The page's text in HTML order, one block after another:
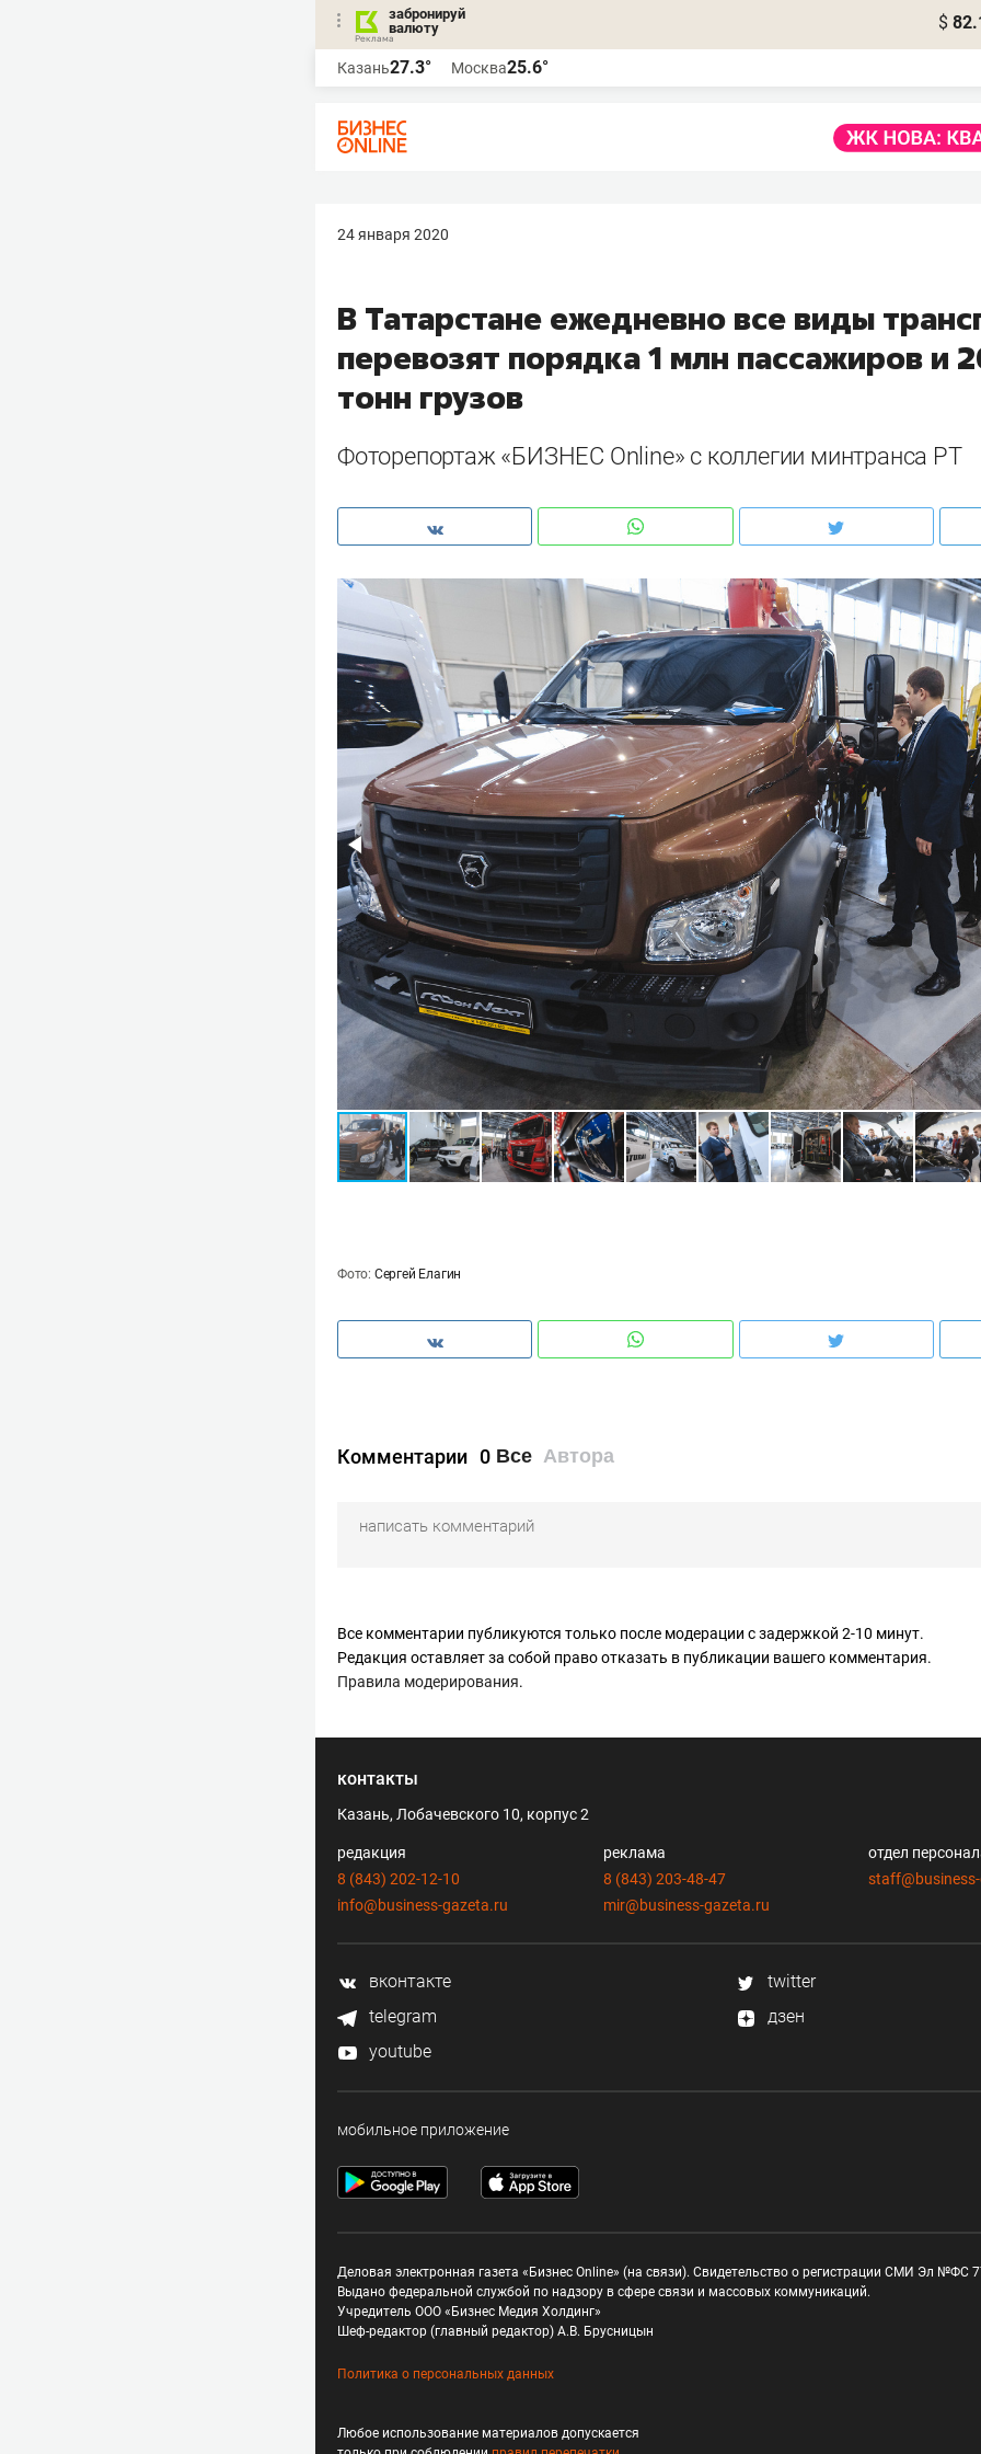
забронируй
валюту
$
Казань27.3° Москва25.6°
24 января 2020
В Татарстане ежедневно все виды
перевозят порядка 1 млн пассажиров и
тонн грузов
Фоторепортаж «БИЗНЕС Online» с коллегии минтранса РТ
Фото: Сергей Елагин
Комментарии 0 Все Автора
Все комментарии публикуются только после модерации с задержкой 2-10 минут.
Редакция оставляет за собой право отказать в публикации вашего комментария.
Правила модерирования.
контакты
Казань, Лобачевского 10, корпус 2
редакция
8 (843) 202-12-10
info@business-gazeta.ru
реклама
8 (843) 203-48-47
mir@business-gazeta.ru
отдел
вконтакте
twitter
telegram
дзен
youtube
мобильное приложение
Деловая электронная газета «Бизнес Online» (на связи). Свидетельство о регистрации СМИ Эл №ФС
Выдано федеральной службой по надзору в сфере связи и массовых коммуникаций.
Учредитель ООО «Бизнес Медия Холдинг»
Шеф-редактор (главный редактор) А.В. Брусницын
Политика о персональных данных
Любое использование материалов допускается